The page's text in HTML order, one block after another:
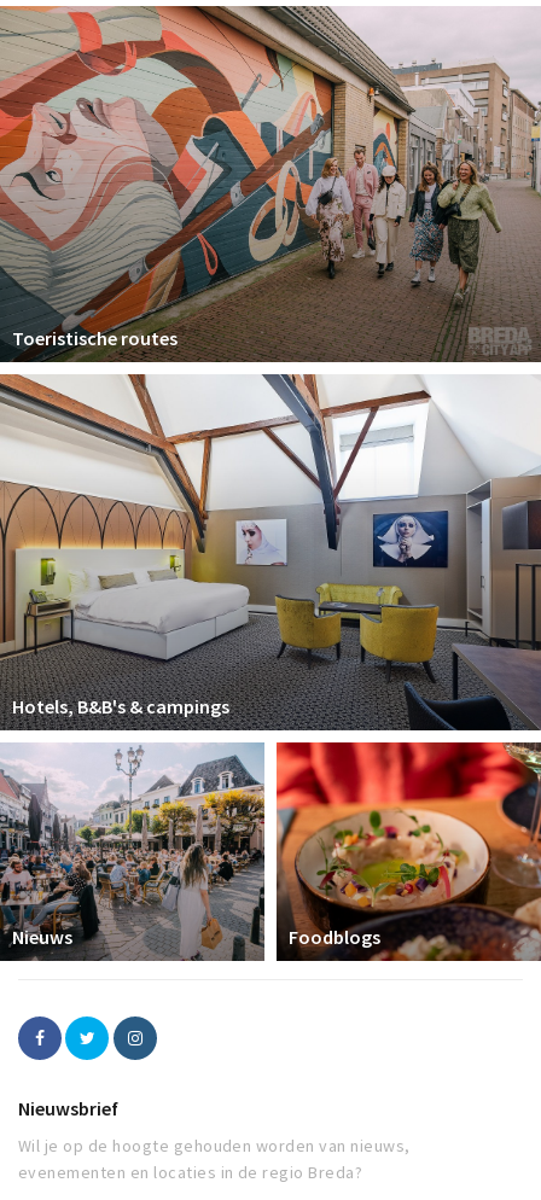
Toeristische routes
Hotels, B&B's & campings
Nieuws Foodblogs
Nieuwsbrief
Wil je op de hoogte gehouden worden van nieuws,
evenementen en locaties in de regio Breda?